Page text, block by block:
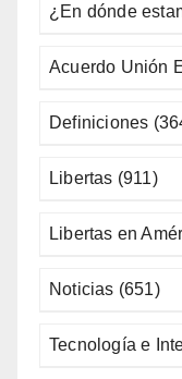
¿En dónde
Acuerdo Unión
Definiciones
Libertas (911)
Libertas en
Noticias (651)
Tecnología e